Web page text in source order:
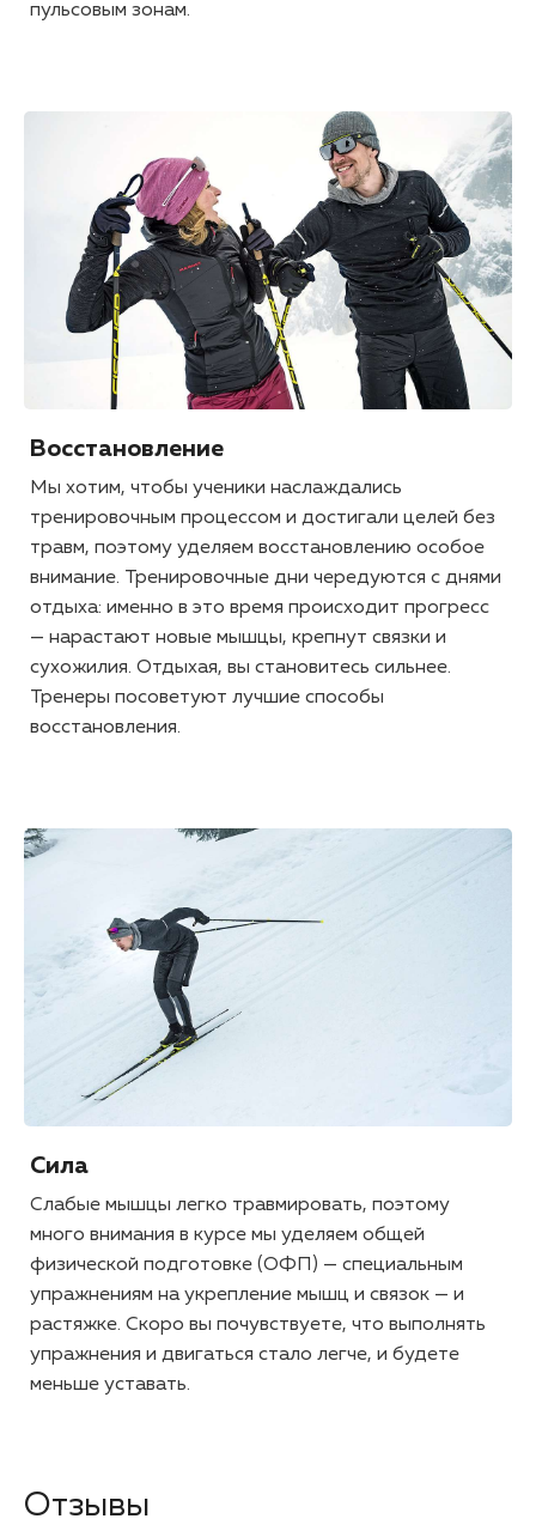
пульсовым зонам.
Восстановление
Мы хотим, чтобы ученики наслаждались
тренировочным процессом и достигали целей без
травм, поэтому уделяем восстановлению особое
внимание. Тренировочные дни чередуются с днями
отдыха: именно в это время происходит прогресс
— нарастают новые мышцы, крепнут связки и
сухожилия. Отдыхая, вы становитесь сильнее.
Тренеры посоветуют лучшие способы
восстановления.
Сила
Слабые мышцы легко травмировать, поэтому
много внимания в курсе мы уделяем общей
физической подготовке (ОФП) — специальным
упражнениям на укрепление мышц и связок — и
растяжке. Скоро вы почувствуете, что выполнять
упражнения и двигаться стало легче, и будете
меньше уставать.
Отзывы